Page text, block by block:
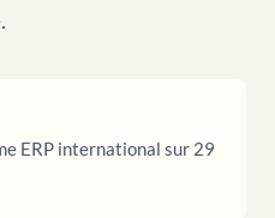
ERP international sur 29